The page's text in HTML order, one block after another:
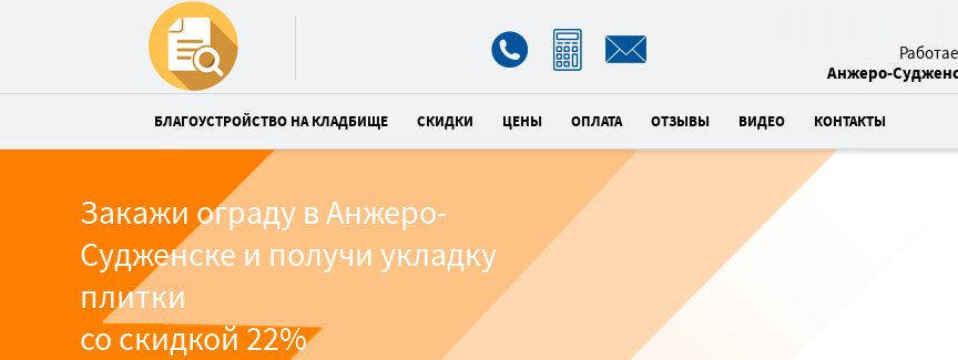
Анжеро-
БЛАГОУСТРОЙСТВО НА КЛАДБИЩЕ СКИДКИ ЦЕНЫ ОПЛАТА ОТЗЫВЫ ВИДЕО КОНТАКТЫ
Закажи ограду в Анжеро-
Судженске и получи укладку
плитки
со скидкой 22%